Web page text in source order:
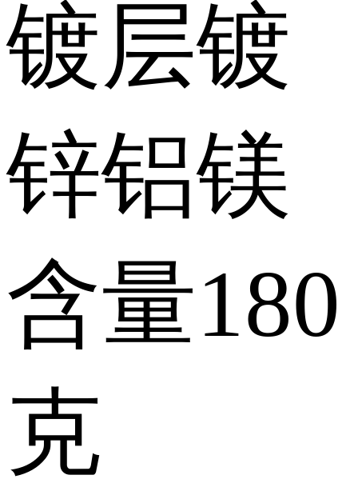
镀层镀
锌铝镁
含量180
克